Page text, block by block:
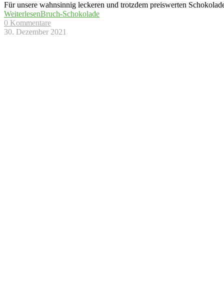
Für unsere wahnsinnig leckeren und trotzdem preiswerten
WeiterlesenBruch-Schokolade
0 Kommentare
30. Dezember 2021